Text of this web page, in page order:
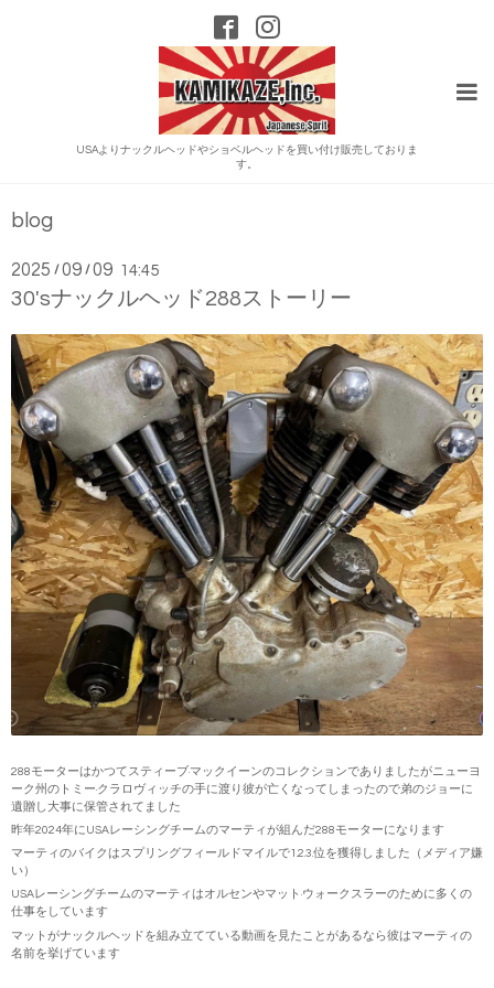
USAよりナックルヘッドやショベルヘッドを買い付け販売しておりま
す。
blog
2025 /09 /09 14:45
30'sナックルヘッド288ストーリー
288モーターはかつてスティーブ·マックイーンのコレクションでありましたがニューヨ
ーク州のトミー·クラロヴィッチの手に渡り彼が亡くなってしまったので弟のジョーに
遺贈し大事に保管されてました
昨年2024年にUSAレーシングチームのマーティが組んだ288モーターになります
マーティのバイクはスプリングフィールドマイルで1.2.3.位を獲得しました（メディア嫌
い）
USAレーシングチームのマーティはオルセンやマット·ウォークスラーのために多くの
仕事をしています
マットがナックルヘッドを組み立てている動画を見たことがあるなら彼はマーティの
名前を挙げています